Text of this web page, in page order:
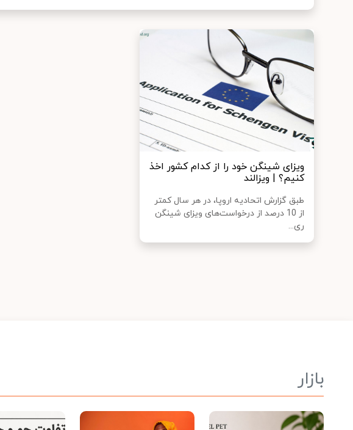
ویزای شینگن خود را از کدام کشور اخذ
کنیم؟ | ویزالند
طبق گزارش اتحادیه اروپا، در هر سال کمتر
از 10 درصد از درخواست‌های ویزای شینگن
ری...
بازار